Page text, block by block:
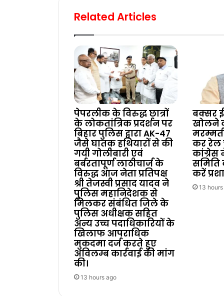
Related Articles
पेपरलीक के विरुद्ध छात्रों
के लोकतांत्रिक प्रदर्शन पर
बिहार पुलिस द्वारा AK-47
जैसे घातक हथियारों से की
गयी गोलीबारी एवं
बर्बरतापूर्ण लाठीचार्ज के
विरुद्ध आज नेता प्रतिपक्ष
श्री तेजस्वी प्रसाद यादव ने
पुलिस महानिदेशक से
मिलकर संबंधित जिले के
पुलिस अधीक्षक सहित
अन्य उच्च पदाधिकारियों के
खिलाफ आपराधिक
मुकदमा दर्ज करते हुए
अविलम्ब कार्रवाई की मांग
की।
13 hours ago
बक्सर
खोलने
कर रेल
कांग्रेस
समिति
करें
13